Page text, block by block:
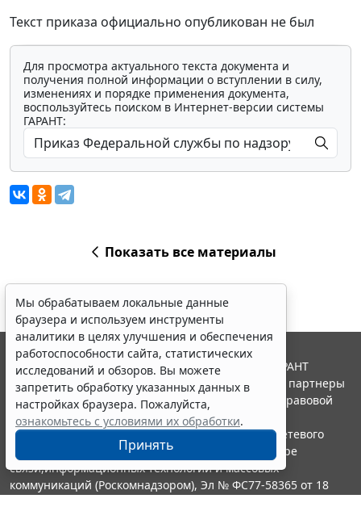
Текст приказа официально опубликован не был
Для просмотра актуального текста документа и
получения полной информации о вступлении в силу,
изменениях и порядке применения документа,
воспользуйтесь поиском в Интернет-версии системы
ГАРАНТ:
Показать все материалы
Мы обрабатываем локальные данные
браузера и используем инструменты
аналитики в целях улучшения и обеспечения
работоспособности сайта, статистических
исследований и обзоров. Вы можете
запретить обработку указанных данных в
настройках браузера. Пожалуйста,
ознакомьтесь с условиями их обработки.
Принять
© ООО "НПП "ГАРАНТ-СЕРВИС", 2026. Система ГАРАНТ
выпускается с 1990 года. Компания "Гарант" и ее партнеры
являются участниками Российской ассоциации правовой
информации ГАРАНТ.
Портал ГАРАНТ.РУ зарегистрирован в качестве сетевого
издания Федеральной службой по надзору в сфере
связи,информационных технологий и массовых
коммуникаций (Роскомнадзором), Эл № ФС77-58365 от 18